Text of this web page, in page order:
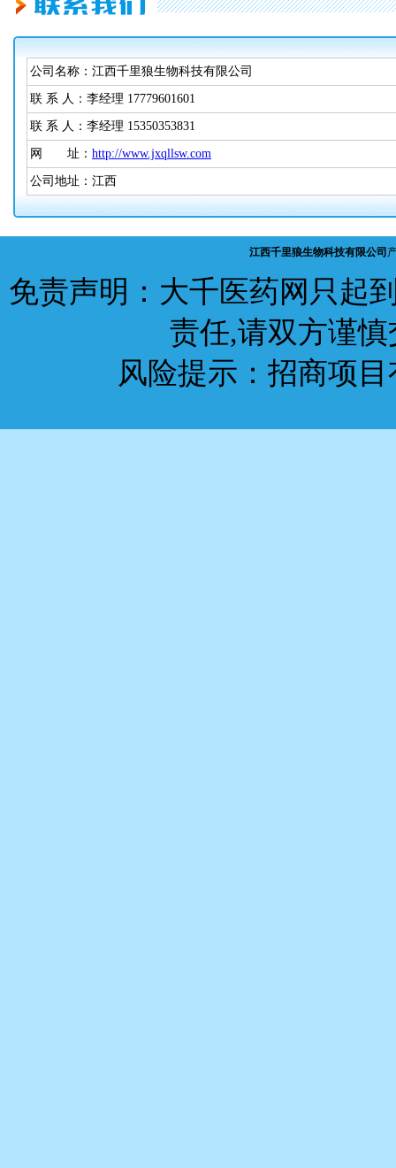
公司名称：江西千里狼生物科技有限公司
联 系 人：李经理 17779601601
联 系 人：李经理 15350353831
网 址： http://www.jxqllsw.com
公司地址：江西
江西千里狼生物科技有限公司
免责声明：大千医药网只起
责任,请双方谨
风险提示：招商项